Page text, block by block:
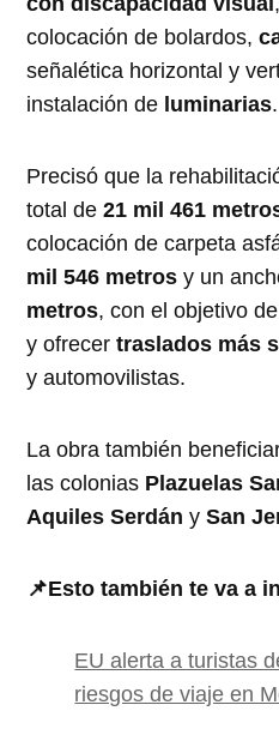
colocación de bolardos,
señalética horizontal y
instalación de luminarias.
Precisó que la
total de21 mil 461
colocación de carpeta
mil 546 metros y un
metros, con el objetivo de
y ofrecertraslados más
y automovilistas.
La obra también
las colonias Plazuelas
Aquiles Serdán ySan
📌Esto también te va a
EU alerta a turistas
riesgos de viaje en